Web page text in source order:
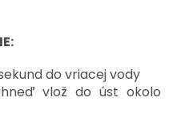
do vriacej vody
vlož do úst okolo